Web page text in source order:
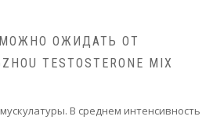
ОЖИДАТЬ ОТ
TESTOSTERONE MIX
В среднем интенсивность